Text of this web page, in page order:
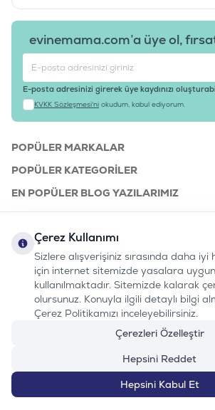
evinemama.com’a üye ol,
E-posta adresinizi girerek üye kaydınızı
KVKK Sözleşmesi'ni okudum, kabul ediyorum.
POPÜLER MARKALAR
POPÜLER KATEGORILER
EN POPÜLER BLOG YAZILARIMIZ
KURUMSAL
bizi takip edin:
Instagram
Youtube
TiktokFacebook
Linkedin
www.evinemama.com
0232 7000 212
%100 MUTLU
MÜŞTERI HATTI
Çerez Kullanımı
Sizlere alışverişiniz sırasında daha iyi
için internet sitemizde yasalara
kullanılmaktadır. Sitemizde kalarak
olursunuz. Konuyla ilgili detaylı bilgi
Çerez Politikamızı inceleyebilirsiniz.
Çerezleri Özelleştir
Hepsini Reddet
Hepsini Kabul Et